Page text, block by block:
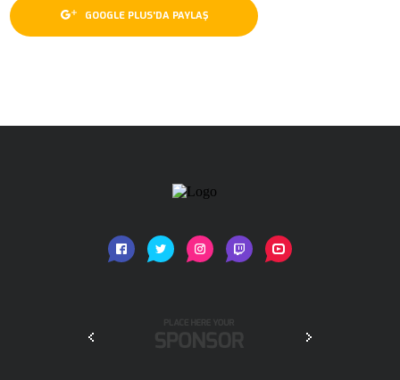
GOOGLE PLUS'DA PAYLAŞ